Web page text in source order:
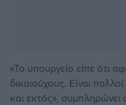
«Το υπουργείο είπε ότι
δικαιούχους. Είναι
και εκτός», συμπληρώνει